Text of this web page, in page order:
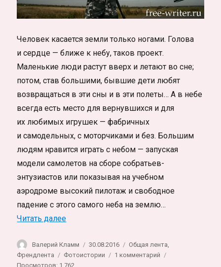
Человек касается земли только ногами. Голова
и сердце — ближе к небу, таков проект.
Маленькие люди растут вверх и летают во сне;
потом, став большими, бывшие дети любят
возвращаться в эти сны и в эти полеты… А в небе
всегда есть место для вернувшихся и для
их любимых игрушек — фабричных
и самодельных, с моторчиками и без. Большим
людям нравится играть с небом — запуская
модели самолетов на сборе собратьев-
энтузиастов или показывая на учебном
аэродроме высокий пилотаж и свободное
падение с этого самого неба на землю…
Читать далее«Желание полёта»
Автор
Валерий Кламм Опубликовано
30.08.2016 Рубрики
Общая лента,
Френдлента
Метки
Фотоистории 1 комментарий
Просмотров: 1 762